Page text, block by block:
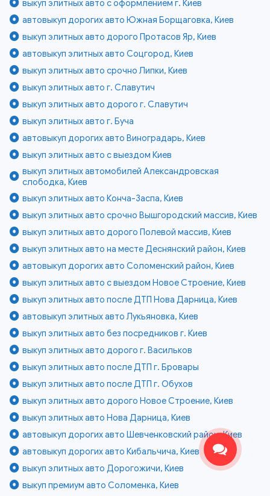
выкуп элитных авто с оформлением г. Киев
автовыкуп дорогих авто Южная Борщаговка, Киев
выкуп элитных авто дорого Протасов Яр, Киев
автовыкуп элитных авто Соцгород, Киев
выкуп элитных авто срочно Липки, Киев
выкуп элитных авто г. Славутич
выкуп элитных авто дорого г. Славутич
выкуп элитных авто г. Буча
автовыкуп дорогих авто Виноградарь, Киев
выкуп элитных авто с выездом Киев
выкуп элитных автомобилей Александровская
слободка, Киев
выкуп элитных авто Конча-Заспа, Киев
выкуп элитных авто срочно Вышгородский массив, Киев
выкуп элитных авто дорого Полевой массив, Киев
выкуп элитных авто на месте Деснянский район, Киев
автовыкуп дорогих авто Соломенский район, Киев
выкуп элитных авто с выездом Новое Строение, Киев
выкуп элитных авто после ДТП Нова Дарница, Киев
автовыкуп элитных авто Лукьяновка, Киев
выкуп элитных авто без посредников г. Киев
выкуп элитных авто дорого г. Васильков
выкуп элитных авто после ДТП г. Бровары
выкуп элитных авто после ДТП г. Обухов
выкуп элитных авто дорого Новое Строение, Киев
выкуп элитных авто Нова Дарница, Киев
автовыкуп дорогих авто Шевченковский район, Киев
автовыкуп дорогих авто Кибальчича, Киев
выкуп элитных авто Дорогожичи, Киев
выкуп премиум авто Соломенка, Киев